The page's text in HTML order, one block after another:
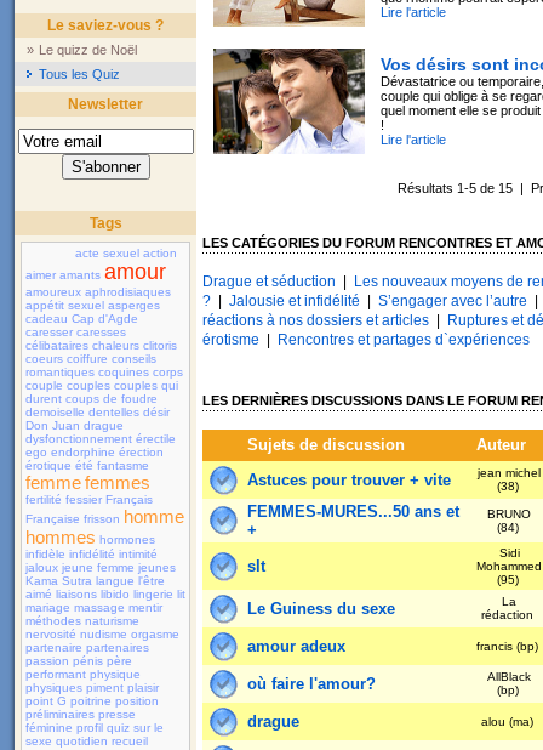
Le saviez-vous ?
» Le quizz de Noël
Tous les Quiz
Newsletter
Tags
acte sexuel action
aimer amants amour
amoureux aphrodisiaques
appétit sexuel asperges
cadeau Cap d'Agde
caresser caresses
célibataires chaleurs clitoris
coeurs coiffure conseils
romantiques coquines corps
couple couples couples qui
durent coups de foudre
demoiselle dentelles désir
Don Juan drague
dysfonctionnement érectile
ego endorphine érection
érotique été fantasme
femmefemmes
fertilité fessier Français
Française frisson homme
hommes hormones
infidèle infidélité intimité
jaloux jeune femme jeunes
Kama Sutra langue l'être
aimé liaisons libido lingerie lit
mariage massage mentir
méthodes naturisme
nervosité nudisme orgasme
partenaire partenaires
passion pénis père
performant physique
physiques piment plaisir
point G poitrine position
préliminaires presse
féminine profil quiz sur le
sexe quotidien recueil
Lire l'article
Vos désirs sont
Dévastatrice ou
couple qui oblige à se
quel moment elle se
!
Lire l'article
Résultats 1-5 de 15 |
LES CATÉGORIES DU FORUM RENCONTRES ET
Drague et séduction
Les nouveaux moyens de
?
Jalousie et infidélité S’engager avec l’autre
réactions à nos dossiers et articles
Ruptures et
érotisme
Rencontres et partages d`expériences
LES DERNIÈRES DISCUSSIONS DANS LE FORUM
Sujets de discussion
Auteur
Astuces pour trouver + vite
jean michel
(38)
FEMMES-MURES...50 ans et
+
BRUNO
(84)
slt
Sidi
Mohammed
(95)
Le Guiness du sexe
La
rédaction
amour adeux francis (bp)
où faire l'amour?
AllBlack
(bp)
drague alou (ma)